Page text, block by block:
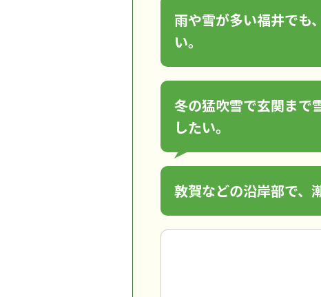
雨や雪が多い福井でも
い。
冬の猛吹雪で玄関まで
したい。
敦賀などの沿岸部で、